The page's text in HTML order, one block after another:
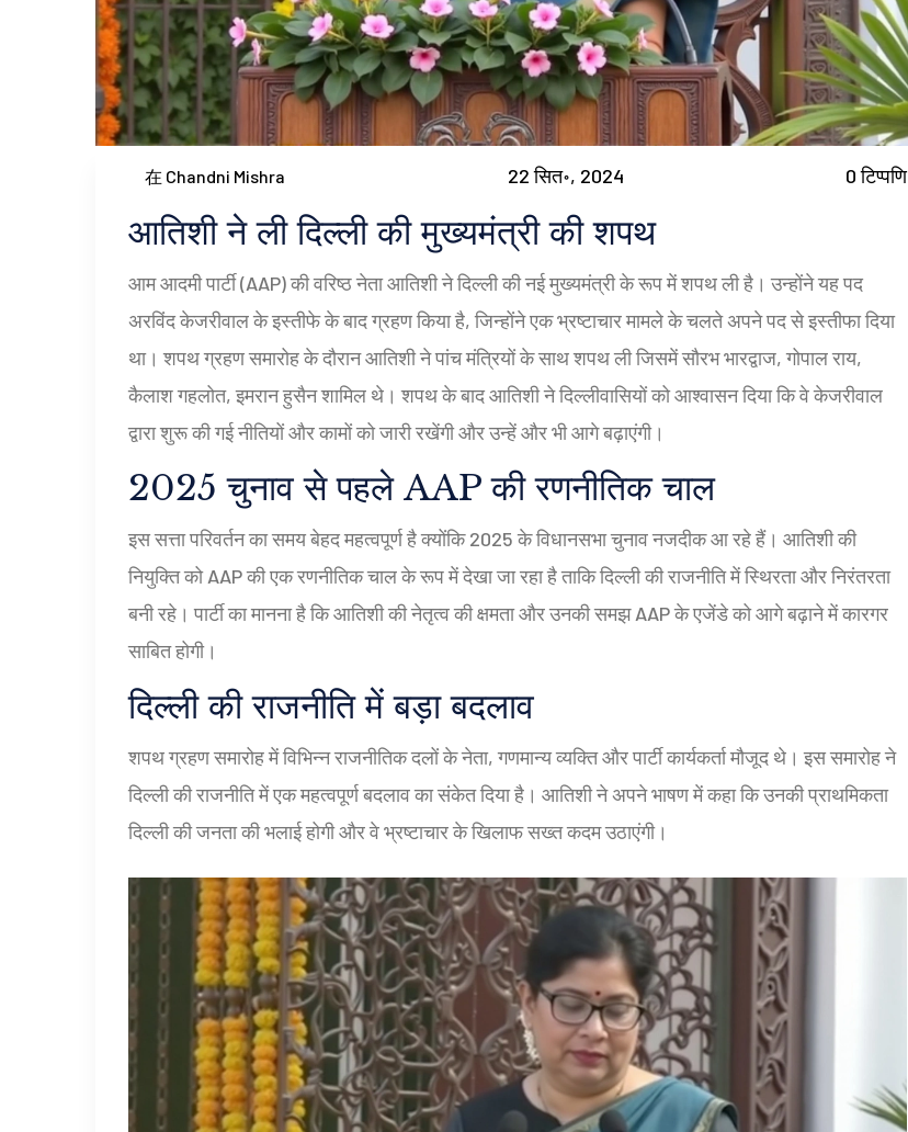
在 Chandni Mishra 22 सित॰, 2024 0 टिप्पणि
आतिशी ने ली दिल्ली की मुख्यमंत्री की शपथ
आम आदमी पार्टी (AAP) की वरिष्ठ नेता आतिशी ने दिल्ली की नई मुख्यमंत्री के रूप में शपथ ली है। उन्होंने यह पद
अरविंद केजरीवाल के इस्तीफे के बाद ग्रहण किया है, जिन्होंने एक भ्रष्टाचार मामले के चलते अपने पद से इस्तीफा दिया
था। शपथ ग्रहण समारोह के दौरान आतिशी ने पांच मंत्रियों के साथ शपथ ली जिसमें सौरभ भारद्वाज, गोपाल राय,
कैलाश गहलोत, इमरान हुसैन शामिल थे। शपथ के बाद आतिशी ने दिल्लीवासियों को आश्वासन दिया कि वे केजरीवाल
द्वारा शुरू की गई नीतियों और कामों को जारी रखेंगी और उन्हें और भी आगे बढ़ाएंगी।
2025 चुनाव से पहले AAP की रणनीतिक चाल
इस सत्ता परिवर्तन का समय बेहद महत्वपूर्ण है क्योंकि 2025 के विधानसभा चुनाव नजदीक आ रहे हैं। आतिशी की
नियुक्ति को AAP की एक रणनीतिक चाल के रूप में देखा जा रहा है ताकि दिल्ली की राजनीति में स्थिरता और निरंतरता
बनी रहे। पार्टी का मानना है कि आतिशी की नेतृत्व की क्षमता और उनकी समझ AAP के एजेंडे को आगे बढ़ाने में कारगर
साबित होगी।
दिल्ली की राजनीति में बड़ा बदलाव
शपथ ग्रहण समारोह में विभिन्न राजनीतिक दलों के नेता, गणमान्य व्यक्ति और पार्टी कार्यकर्ता मौजूद थे। इस समारोह ने
दिल्ली की राजनीति में एक महत्वपूर्ण बदलाव का संकेत दिया है। आतिशी ने अपने भाषण में कहा कि उनकी प्राथमिकता
दिल्ली की जनता की भलाई होगी और वे भ्रष्टाचार के खिलाफ सख्त कदम उठाएंगी।